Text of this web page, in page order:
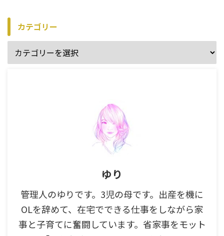
カテゴリー
ゆり
管理人のゆりです。3児の母です。出産を機に
OLを辞めて、在宅でできる仕事をしながら家
事と子育てに奮闘しています。省家事をモット